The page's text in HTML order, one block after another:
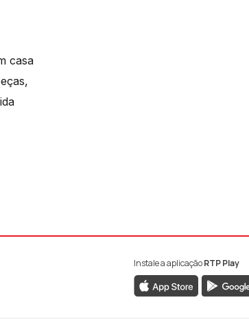
casa
Facebook da RTP Antena 1
ao Instagram da RTP Antena
ao YouTube da RTP
Instale a aplicaçãoRTP Play